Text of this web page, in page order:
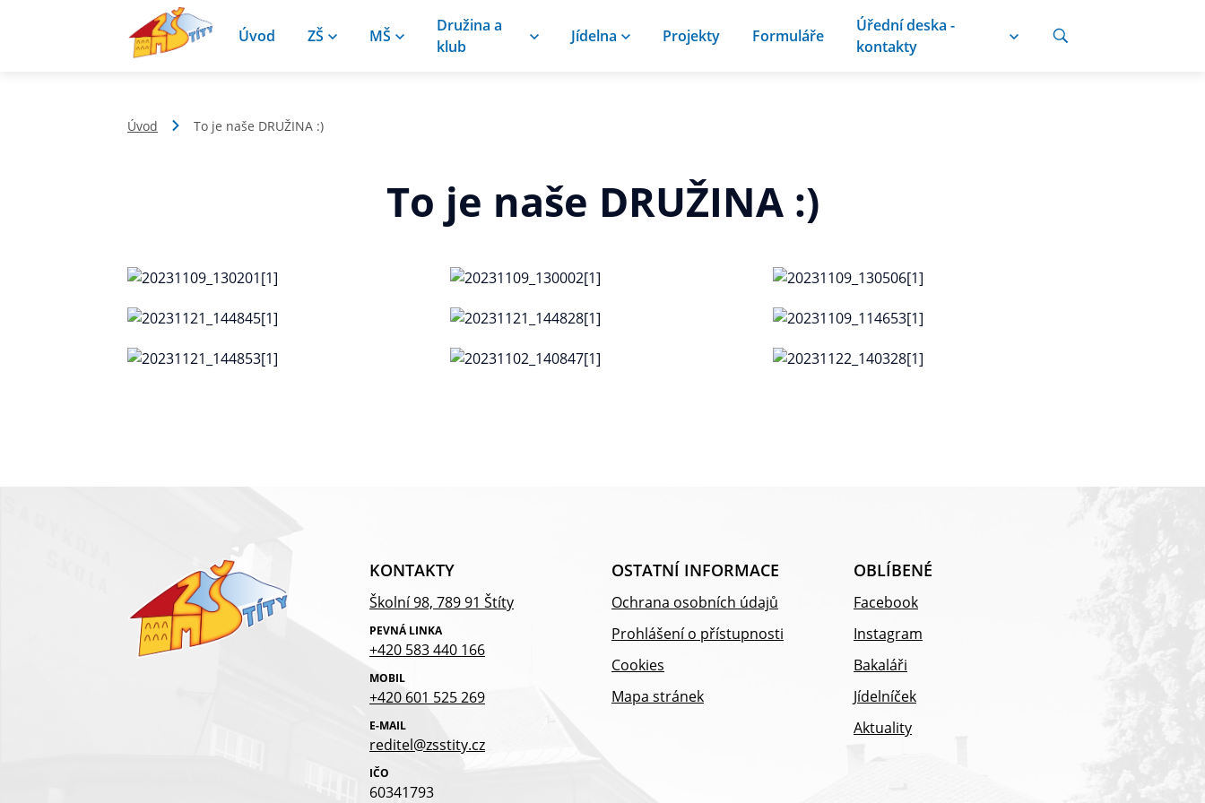
Úvod ZŠ MŠ
Družina a
klub
Jídelna Projekty Formuláře
Úřední deska -
kontakty
Úvod To je naše DRUŽINA :)
To je naše DRUŽINA :)
KONTAKTY
Školní 98, 789 91 Štíty
PEVNÁ LINKA
+420 583 440 166
MOBIL
+420 601 525 269
E-MAIL
reditel@zsstity.cz
IČO
60341793
OSTATNÍ INFORMACE
Ochrana osobních údajů
Prohlášení o přístupnosti
Cookies
Mapa stránek
OBLÍBENÉ
Facebook
Instagram
Bakaláři
Jídelníček
Aktuality